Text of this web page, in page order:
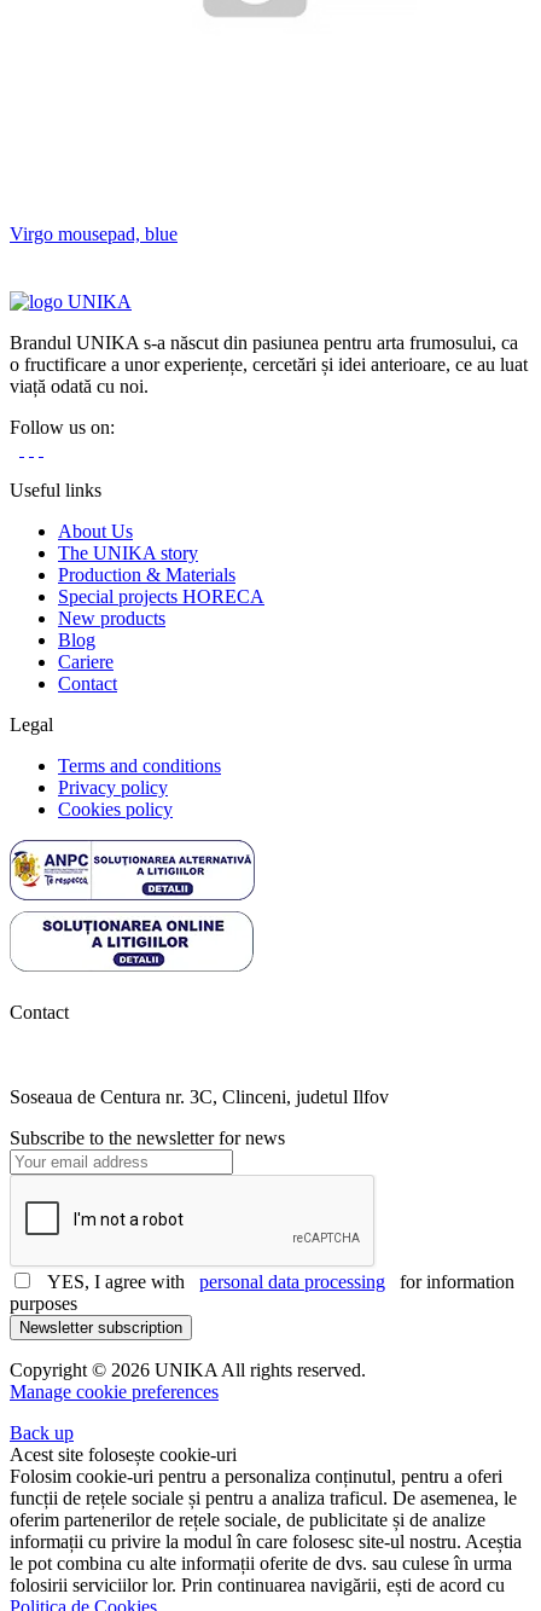
Virgo mousepad, blue
Brandul UNIKA s-a născut din pasiunea pentru arta frumosului, ca
o fructificare a unor experiențe, cercetări și idei anterioare, ce au luat
viață odată cu noi.
Follow us on:
Useful links
About Us
The UNIKA story
Production & Materials
Special projects HORECA
New products
Blog
Cariere
Contact
Legal
Terms and conditions
Privacy policy
Cookies policy
Contact
Soseaua de Centura nr. 3C, Clinceni, judetul Ilfov
Subscribe to the newsletter for news
YES, I agree with personal data processing for information
purposes
Newsletter subscription
Copyright © 2026 UNIKA All rights reserved.
Manage cookie preferences
Back up
Acest site folosește cookie-uri
Folosim cookie-uri pentru a personaliza conținutul, pentru a oferi
funcții de rețele sociale și pentru a analiza traficul. De asemenea, le
oferim partenerilor de rețele sociale, de publicitate și de analize
informații cu privire la modul în care folosesc site-ul nostru. Aceștia
le pot combina cu alte informații oferite de dvs. sau culese în urma
folosirii serviciilor lor. Prin continuarea navigării, ești de acord cu
Politica de Cookies